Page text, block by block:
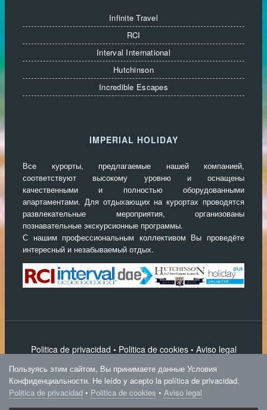
Infinite Travel
RCI
Interval International
Hutchinson
Incredible Escapes
IMPERIAL HOLIDAY
Все курорты, предлагаемые нашей компанией,
соответствуют высокому уровню и оснащены
качественными и полностью оборудованными
апартаментами. Для отдыхающих на курортах проводятся
развлекательные мероприятия, организованы
познавательные экскурсионные программы.
С нашим профессиональным коллективом Вы проведёте
интересный и незабываемый отдых.
Politica de privacidad • Politica de cookies• Aviso legal
IPS Magnum Theme
Imperial Holiday
Powered by Invision Community
Theme by Taman.
Пользуясь этим сайтом, Вы принимаете данные Условия
Конфиденциальности. He leído y acepto la política de privacidad.
Politica de privacidad • Politica de cookies • Aviso legal